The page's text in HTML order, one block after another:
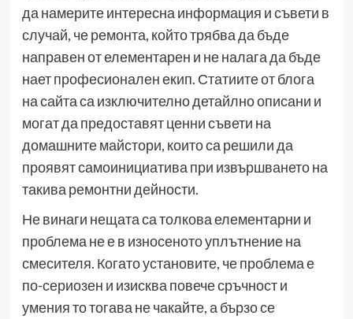
да намерите интересна информация и съвети в
случай, че ремонта, който трябва да бъде
направен от елементарен и не налага да бъде
нает професионален екип. Статиите от блога
на сайта са изключително детайлно описани и
могат да предоставят ценни съвети на
домашните майстори, които са решили да
проявят самоинициатива при извършването на
такива ремонтни дейности.
Не винаги нещата са толкова елементарни и
проблема не е в износеното уплътнение на
смесителя. Когато установите, че проблема е
по-сериозен и изисква повече сръчност и
умения то тогава не чакайте, а бързо се